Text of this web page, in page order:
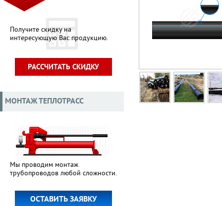
Получите скидку на
интересующую Вас продукцию.
РАССЧИТАТЬ СКИДКУ
МОНТАЖ ТЕПЛОТРАСС
Мы проводим монтаж
трубопроводов любой сложности.
ОСТАВИТЬ ЗАЯВКУ